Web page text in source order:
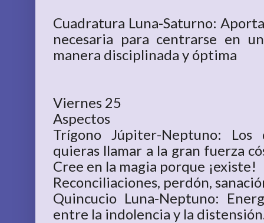
Cuadratura Luna-Saturno:
necesaria para centrarse en
manera disciplinada y óptima
Viernes 25
Aspectos
Trígono Júpiter-Neptuno:
quieras llamar a la gran fuerza
Cree en la magia porque ¡existe!
Reconciliaciones, perdón,
Quincucio Luna-Neptuno:
entre la indolencia y la